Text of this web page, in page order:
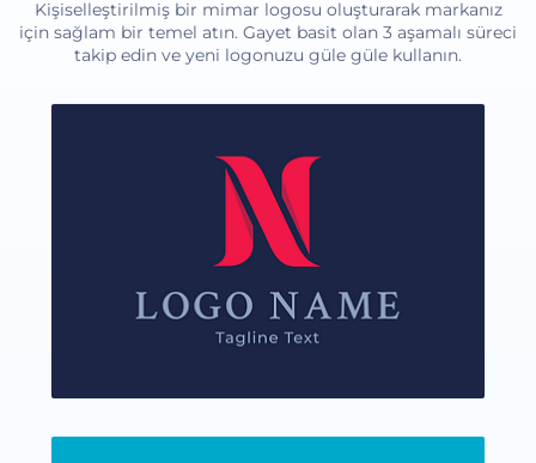
Kişiselleştirilmiş bir mimar logosu oluşturarak markanız
için sağlam bir temel atın. Gayet basit olan 3 aşamalı süreci
takip edin ve yeni logonuzu güle güle kullanın.